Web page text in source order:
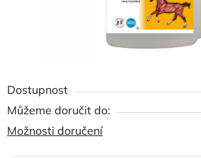
Dostupnost
Můžeme doručit do:
Možnosti doručení